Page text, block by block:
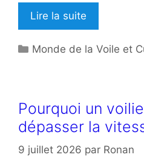
Lire la suite
Catégories
Monde de la Voile et
Pourquoi un
dépasser la
9 juillet 2026 par Ronan